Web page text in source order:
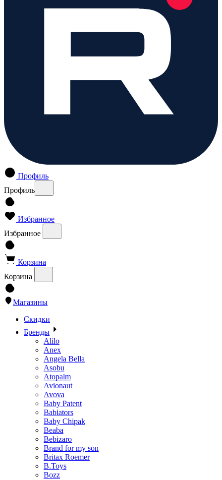
Профиль
Профиль
Избранное
Избранное
Корзина
Корзина
Магазины
Скидки
Бренды
Alilo
Anex
Angela Bella
Asobu
Atopalm
Avionaut
Avova
Baby Patent
Babiators
Baby Chipak
Beaba
Bebizaro
Brand for my son
Britax Roemer
B.Toys
Bozz